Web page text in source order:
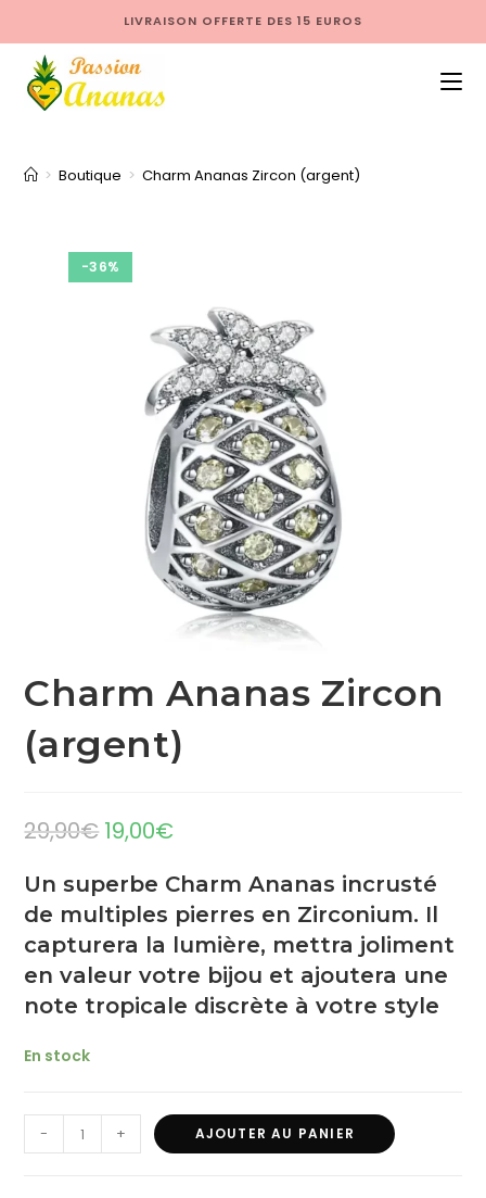
LIVRAISON OFFERTE DES 15 EUROS
> Boutique > Charm Ananas Zircon (argent)
-36%
Charm Ananas Zircon
(argent)
29,90€ 19,00€
Un superbe Charm Ananas incrusté
de multiples pierres en Zirconium. Il
capturera la lumière, mettra joliment
en valeur votre bijou et ajoutera une
note tropicale discrète à votre style
En stock
- + AJOUTER AU PANIER